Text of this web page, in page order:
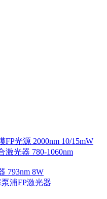
光源 2000nm 10/15mW
激光器 780-1060nm
793nm 8W
泵浦FP激光器